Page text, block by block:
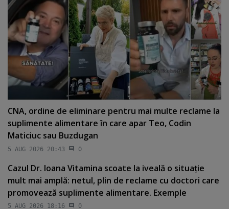
CNA, ordine de eliminare pentru mai multe reclame la
suplimente alimentare în care apar Teo, Codin
Maticiuc sau Buzdugan
5 AUG 2026 20:43 0
Cazul Dr. Ioana Vitamina scoate la iveală o situaţie
mult mai amplă: netul, plin de reclame cu doctori care
promovează suplimente alimentare. Exemple
5 AUG 2026 18:16 0